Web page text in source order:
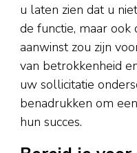
u laten zien dat u
de functie, maar
aanwinst zou zijn
van betrokkenheid
uw sollicitatie
benadrukken om
hun succes.